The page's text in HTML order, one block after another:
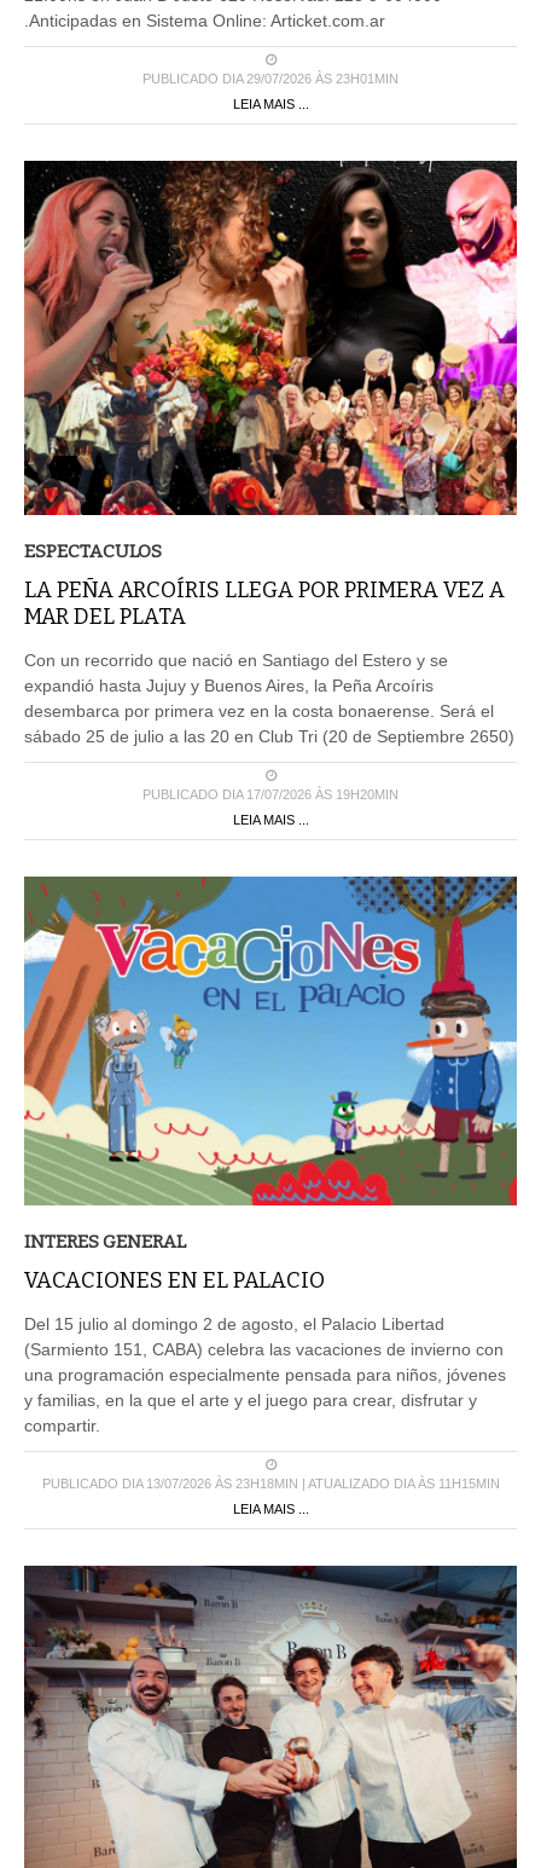
.Anticipadas en Sistema Online: Articket.com.ar
PUBLICADO DIA 29/07/2026 ÀS 23H01MIN
LEIA MAIS ...
ESPECTACULOS
LA PEÑA ARCOÍRIS LLEGA POR PRIMERA VEZ A
MAR DEL PLATA
Con un recorrido que nació en Santiago del Estero y se
expandió hasta Jujuy y Buenos Aires, la Peña Arcoíris
desembarca por primera vez en la costa bonaerense. Será el
sábado 25 de julio a las 20 en Club Tri (20 de Septiembre 2650)
PUBLICADO DIA 17/07/2026 ÀS 19H20MIN
LEIA MAIS ...
INTERES GENERAL
VACACIONES EN EL PALACIO
Del 15 julio al domingo 2 de agosto, el Palacio Libertad
(Sarmiento 151, CABA) celebra las vacaciones de invierno con
una programación especialmente pensada para niños, jóvenes
y familias, en la que el arte y el juego para crear, disfrutar y
compartir.
PUBLICADO DIA 13/07/2026 ÀS 23H18MIN | ATUALIZADO DIA ÀS 11H15MIN
LEIA MAIS ...